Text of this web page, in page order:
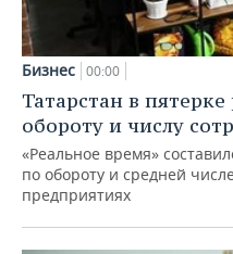
Бизнес 00:00
Татарстан в
обороту и числу
«Реальное время»
по обороту и средней
предприятиях